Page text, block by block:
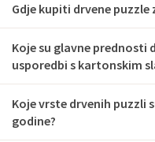
Gdje kupiti drvene puzzle
Koje su glavne prednosti
usporedbi s kartonskim
Koje vrste drvenih puzzli
godine?